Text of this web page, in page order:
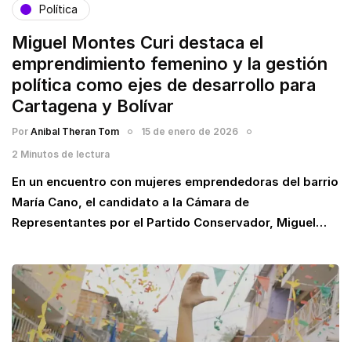
Política
Miguel Montes Curi destaca el
emprendimiento femenino y la gestión
política como ejes de desarrollo para
Cartagena y Bolívar
Por Anibal Theran Tom
15 de enero de 2026
2 Minutos de lectura
En un encuentro con mujeres emprendedoras del barrio
María Cano, el candidato a la Cámara de
Representantes por el Partido Conservador, Miguel…